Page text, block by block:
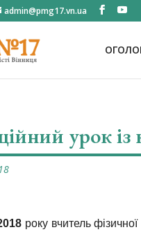
admin@pmg17.vn.ua
урок із
року вчитель фізичної